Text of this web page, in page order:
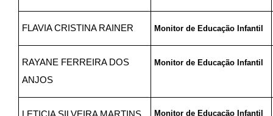
FLAVIA CRISTINA RAINER Monitor de Educação Infantil
RAYANE FERREIRA DOS
ANJOS
Monitor de Educação Infantil
LETICIA SILVEIRA MARTINS Monitor de Educação Infantil